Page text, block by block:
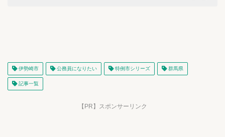
伊勢崎市 公務員になりたい 特例市シリーズ 群馬県
記事一覧
【PR】スポンサーリンク